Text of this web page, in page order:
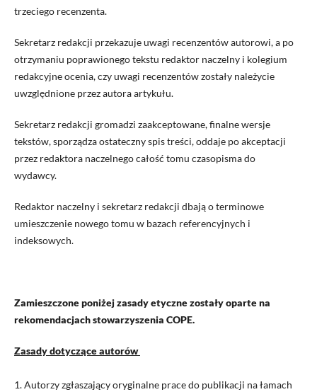
trzeciego recenzenta.
Sekretarz redakcji przekazuje uwagi recenzentów autorowi, a po
otrzymaniu poprawionego tekstu redaktor naczelny i kolegium
redakcyjne ocenia, czy uwagi recenzentów zostały należycie
uwzględnione przez autora artykułu.
Sekretarz redakcji gromadzi zaakceptowane, finalne wersje
tekstów, sporządza ostateczny spis treści, oddaje po akceptacji
przez redaktora naczelnego całość tomu czasopisma do
wydawcy.
Redaktor naczelny i sekretarz redakcji dbają o terminowe
umieszczenie nowego tomu w bazach referencyjnych i
indeksowych.
Zamieszczone poniżej zasady etyczne zostały oparte na
rekomendacjach stowarzyszenia COPE.
Zasady dotyczące autorów
1.Autorzy zgłaszający oryginalne prace do publikacji na łamach